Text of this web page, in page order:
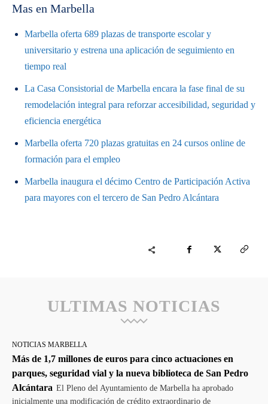
Mas en Marbella
Marbella oferta 689 plazas de transporte escolar y
universitario y estrena una aplicación de seguimiento en
tiempo real
La Casa Consistorial de Marbella encara la fase final de su
remodelación integral para reforzar accesibilidad, seguridad y
eficiencia energética
Marbella oferta 720 plazas gratuitas en 24 cursos online de
formación para el empleo
Marbella inaugura el décimo Centro de Participación Activa
para mayores con el tercero de San Pedro Alcántara
ULTIMAS NOTICIAS
NOTICIAS MARBELLA
Más de 1,7 millones de euros para cinco actuaciones en
parques, seguridad vial y la nueva biblioteca de San Pedro
Alcántara El Pleno del Ayuntamiento de Marbella ha aprobado
inicialmente una modificación de crédito extraordinario de